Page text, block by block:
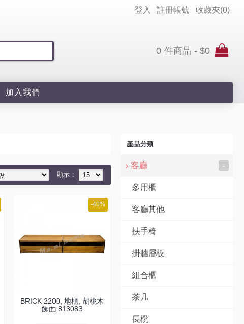
登入 註冊帳號 收藏夾(0)
0 件商品 - $0
加入我們
產品分類
客廳 -
多用櫃
客廳其他
扶手椅
掛牆層板
組合櫃
茶几
長櫈
顯示：
-40%
BRICK 2200, 地櫃, 胡桃木
飾面 813083